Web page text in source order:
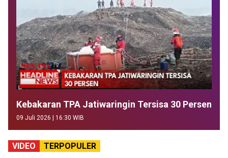
Kebakaran TPA Jatiwaringin Tersisa 30 Persen
09 Juli 2026 | 16:30 WIB
VIDEO TERPOPULER